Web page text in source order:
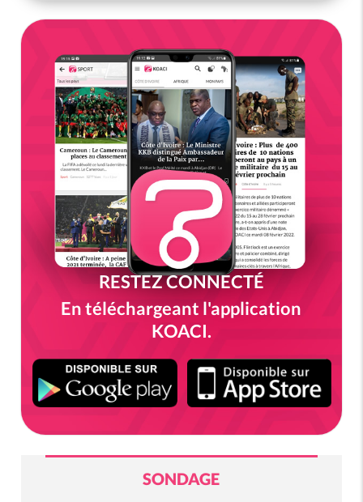
RESTEZ CONNECTÉ
En téléchargeant l'application
KOACI.
SONDAGE